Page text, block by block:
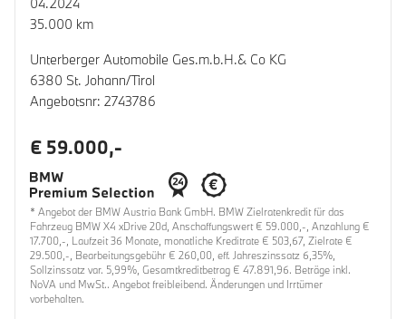
35.000 km
Unterberger Automobile Ges.m.b.H.& Co KG
6380 St. Johann/Tirol
Angebotsnr: 2743786
€ 59.000,-
* Angebot der BMW Austria Bank GmbH. BMW Zielratenkredit für das
Fahrzeug BMW X4 xDrive 20d, Anschaffungswert € 59.000,-, Anzahlung €
17.700,-, Laufzeit 36 Monate, monatliche Kreditrate € 503,67, Zielrate €
29.500,-, Bearbeitungsgebühr € 260,00, eff. Jahreszinssatz 6,35%,
Sollzinssatz var. 5,99%, Gesamtkreditbetrag € 47.891,96. Beträge inkl.
NoVA und MwSt.. Angebot freibleibend. Änderungen und Irrtümer
vorbehalten.